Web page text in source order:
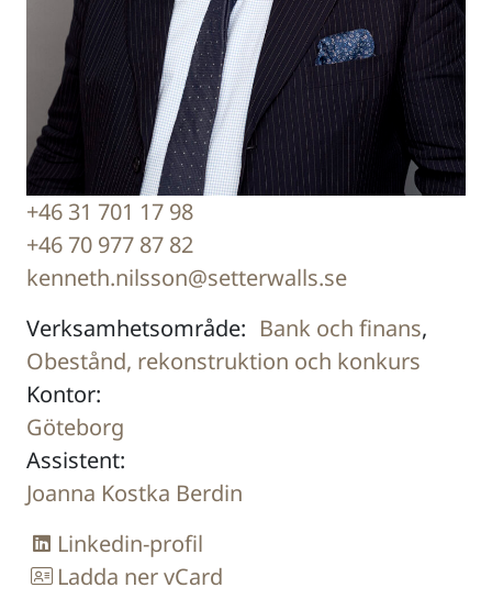
+46 31 701 17 98
+46 70 977 87 82
kenneth.nilsson@setterwalls.se
Verksamhetsområde: Bank och finans,
Obestånd, rekonstruktion och konkurs
Kontor:
Göteborg
Assistent:
Joanna Kostka Berdin
Linkedin-profil
Ladda ner vCard